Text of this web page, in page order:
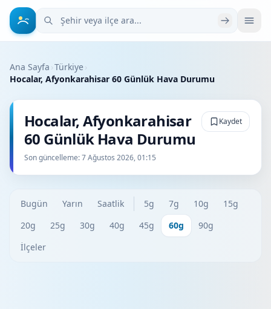
Şehir veya ilçe ara
Ana Sayfa ›Türkiye›
Hocalar, Afyonkarahisar 60 Günlük Hava Durumu
Hocalar, Afyonkarahisar
60 Günlük Hava Durumu
Son güncelleme:7 Ağustos 2026, 01:15
Kaydet
Bugün Yarın Saatlik 5g 7g 10g
15g
20g
25g 30g 40g 45g 60g
90g
İlçeler